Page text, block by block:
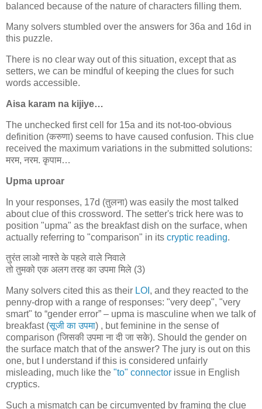
balanced because of the nature of characters filling them.
Many solvers stumbled over the answers for 36a and 16d in
this puzzle.
There is no clear way out of this situation, except that as
setters, we can be mindful of keeping the clues for such
words accessible.
Aisa karam na kijiye…
The unchecked first cell for 15a and its not-too-obvious
definition (करुणा) seems to have caused confusion. This clue
received the maximum variations in the submitted solutions:
मरम, नरम. कृपाम…
Upma uproar
In your responses, 17d (तुलना) was easily the most talked
about clue of this crossword. The setter's trick here was to
position "upma" as the breakfast dish on the surface, when
actually referring to "comparison" in its cryptic reading.
तुरंत लाओ नाश्ते के पहले वाले निवाले
तो तुमको एक अलग तरह का उपमा मिले (3)
Many solvers cited this as their LOI , and they reacted to the
penny-drop with a range of responses: "very deep", "very
smart" to “gender error” – upma is masculine when we talk of
breakfast (सूजी का उपमा) , but feminine in the sense of
comparison (जिसकी उपमा ना दी जा सके). Should the gender on
the surface match that of the answer? The jury is out on this
one, but I understand if this is considered unfairly
misleading, much like the "to" connector issue in English
cryptics.
Such a mismatch can be circumvented by framing the clue